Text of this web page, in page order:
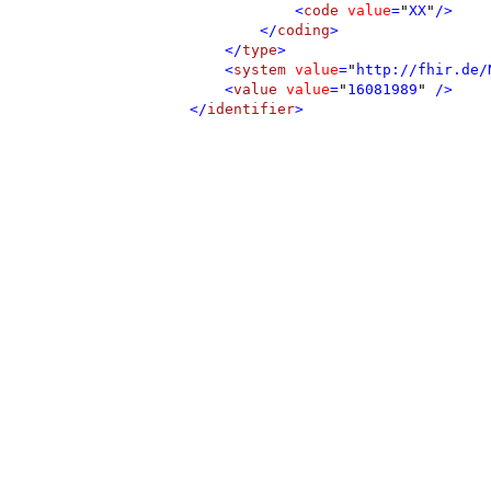
<code value="XX" />
</coding>
</type>
<system value=" http://fhir.de/
<value value=" 16081989 "
/>
</identifier>